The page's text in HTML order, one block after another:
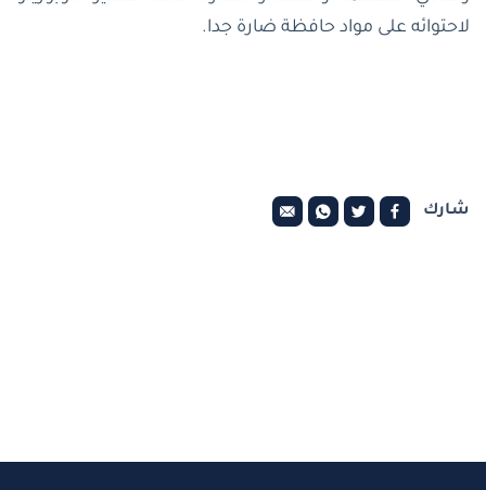
لاحتوائه على مواد حافظة ضارة جدا.
شارك